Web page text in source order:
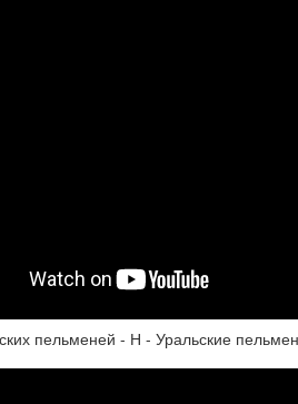
пельменей - Н - Уральские